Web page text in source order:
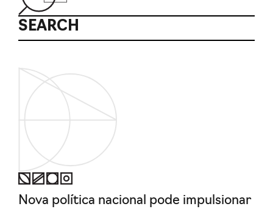
SEARCH
Nova política nacional pode impulsionar